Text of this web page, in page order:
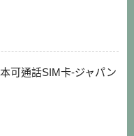
可通話SIM卡-ジャパン